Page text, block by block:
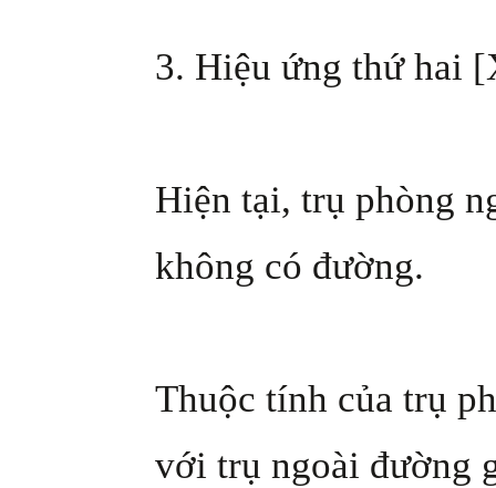
3. Hiệu ứng thứ hai
Hiện tại, trụ phòng
không có đường.
Thuộc tính của trụ
với trụ ngoài đường